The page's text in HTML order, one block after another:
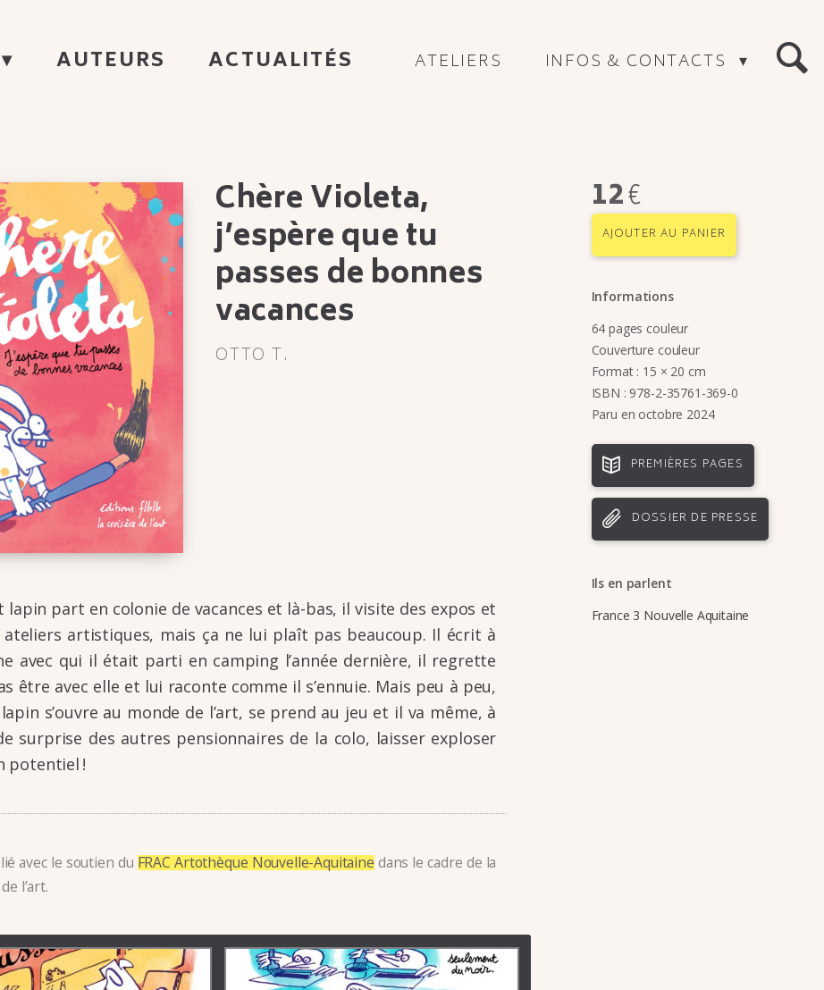
AUTEURS ACTUALITÉS ATELIERS INFOS & CONTACTS
Chère Violeta,
j’es­père que tu
passes de bonnes
vacances
OTTO T.
lapin part en colo­nie de vacances et là-bas, il visite des expos et
artis­tiques, mais ça ne lui plaît pas beau­coup. Il écrit à
avec qui il était parti en camping l’an­née dernière, il regrette
être avec elle et lui raconte comme il s’en­nuie. Mais peu à peu,
s’ouvre au monde de l’art, se prend au jeu et il va même, à
surprise des autres pension­naires de la colo, lais­ser explo­ser
poten­tiel !
avec le soutien du FRAC Artothèque Nouvelle-Aquitaine dans le cadre de la
l’art.
12€
AJOUTER AU PANIER
Informations
64 pages couleur
Couverture couleur
Format : 15 × 20 cm
ISBN : 978-2-35761-369-0
Paru en octobre 2024
PREMIÈRES PAGES
DOSSIER DE PRESSE
Ils en parlent
France 3 Nouvelle Aquitaine